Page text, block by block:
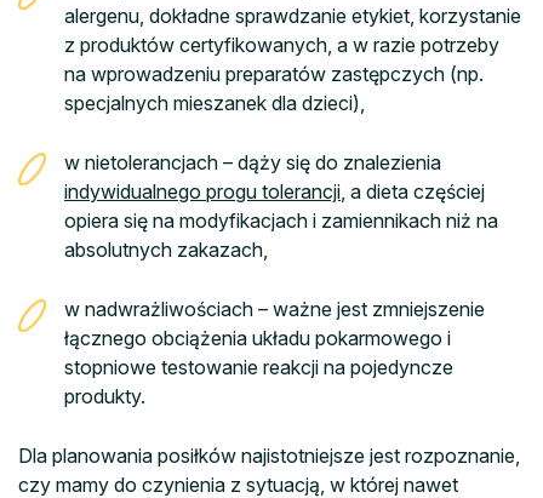
alergenu, dokładne sprawdzanie etykiet, korzystanie
z produktów certyfikowanych, a w razie potrzeby
na wprowadzeniu preparatów zastępczych (np.
specjalnych mieszanek dla dzieci),
w nietolerancjach – dąży się do znalezienia
indywidualnego progu tolerancji , a dieta częściej
opiera się na modyfikacjach i zamiennikach niż na
absolutnych zakazach,
w nadwrażliwościach – ważne jest zmniejszenie
łącznego obciążenia układu pokarmowego i
stopniowe testowanie reakcji na pojedyncze
produkty.
Dla planowania posiłków najistotniejsze jest rozpoznanie,
czy mamy do czynienia z sytuacją, w której nawet